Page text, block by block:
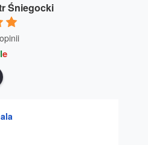
Śniegocki
le